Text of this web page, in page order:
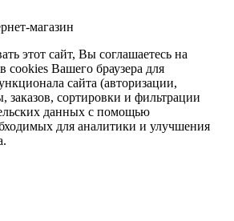
магазин
этот сайт, Вы соглашаетесь на
cookies Вашего браузера для
сайта (авторизации,
заказов, сортировки и фильтрации
данных с помощью
для аналитики и улучшения